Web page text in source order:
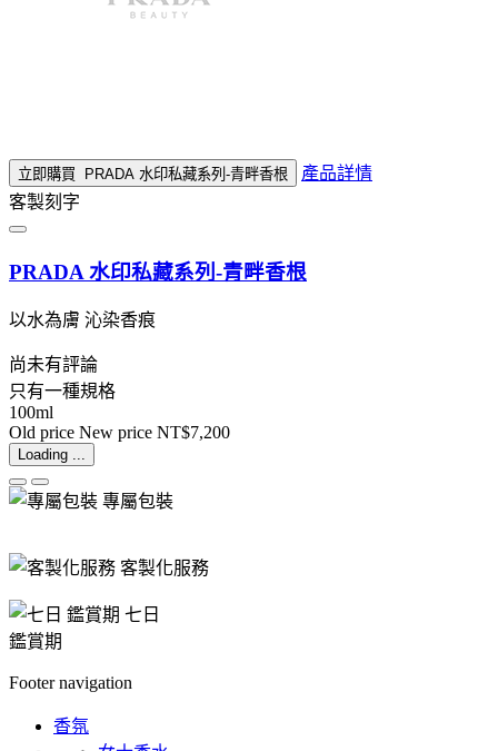
立即購買 PRADA 水印私藏系列-青畔香根
產品詳情
客製刻字
PRADA 水印私藏系列-青畔香根
以水為膚 沁染香痕
尚未有評論
只有一種規格
100ml
Old price New price NT$7,200
Loading ...
專屬包裝
客製化服務
七日
鑑賞期
Footer navigation
香氛